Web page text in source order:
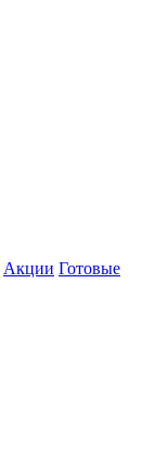
Акции Готовые